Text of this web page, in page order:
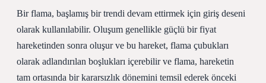
Bir flama, başlamış bir trendi devam ettirmek için giriş deseni
olarak kullanılabilir. Oluşum genellikle güçlü bir fiyat
hareketinden sonra oluşur ve bu hareket, flama çubukları
olarak adlandırılan boşlukları içerebilir ve flama, hareketin
tam ortasında bir kararsızlık dönemini temsil ederek önceki